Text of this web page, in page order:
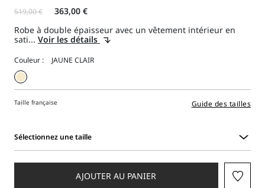
Robe à double épaisseur avec un vêtement intérieur en
sati... Voir les détails
Couleur :
Taille française Guide des tailles
Sélectionnez une taille
une
AJOUTER AU PANIER